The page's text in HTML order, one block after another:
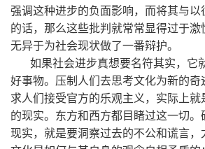
强调这种进步的负面影响，而将其与以
的话，那么这些批判就常常显得过于激
无异于为社会现状做了一番辩护。
如果社会进步真想要名符其实，它
好事物。压制人们去思考文化为新的奇
求人们接受官方的乐观主义，实际上就
的现实。东方和西方都目睹过这一切。
现实，就是要洞察过去的不公和谎言，